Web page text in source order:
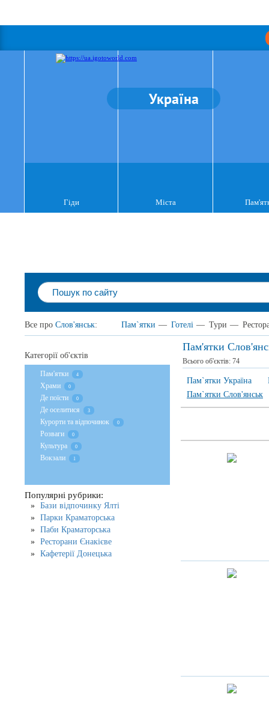
Україна
Гіди Міста
Все про Слов'янськ: Пам`ятки — Готелі — Тури —
Пам'ятки
Всього об'єктів: 74
Пам`ятки Україна
Пам`ятки Слов'янськ
Категорії об'єктів
Пам'ятки 4
Храми 0
Де поїсти 0
Де оселитися 3
Курорти та відпочинок 0
Розваги 0
Культура 0
Вокзали 1
Популярні рубрики:
Бази відпочинку Ялті
Парки Краматорська
Паби Краматорська
Ресторани Єнакієве
Кафетерії Донецька